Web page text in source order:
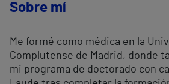
Sobre mí
Me formé como médica en la
Complutense de Madrid, donde
mi programa de doctorado con